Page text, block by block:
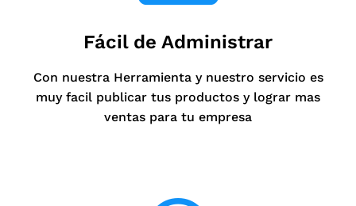
Fácil de Administrar
Con nuestra Herramienta y nuestro servicio es
muy facil publicar tus productos y lograr mas
ventas para tu empresa